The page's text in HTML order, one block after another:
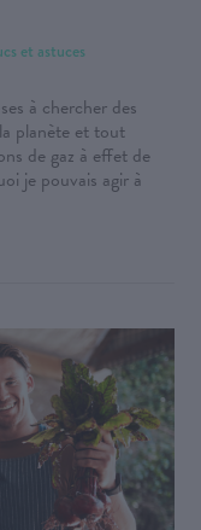
et astuces
à chercher des
planète et tout
de gaz à effet de
je pouvais agir à